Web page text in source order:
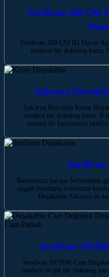
Serdivan 200 CM
Serdivan 200 CM İki Duvar
modern bir dokunuş katın,
Sakarya
Sakarya Nervürlü Krom
modern bir dokunuş katın.
montaj ile banyonuzu
Serdivan‎‎‎
Banyonuza yaraşır birbirinden
uygun fiyatlarla evlerinize
Duşakabin Sakarya’da
Serdivan
Serdivan 105X80 Cam
modern ve şık bir dokunuş